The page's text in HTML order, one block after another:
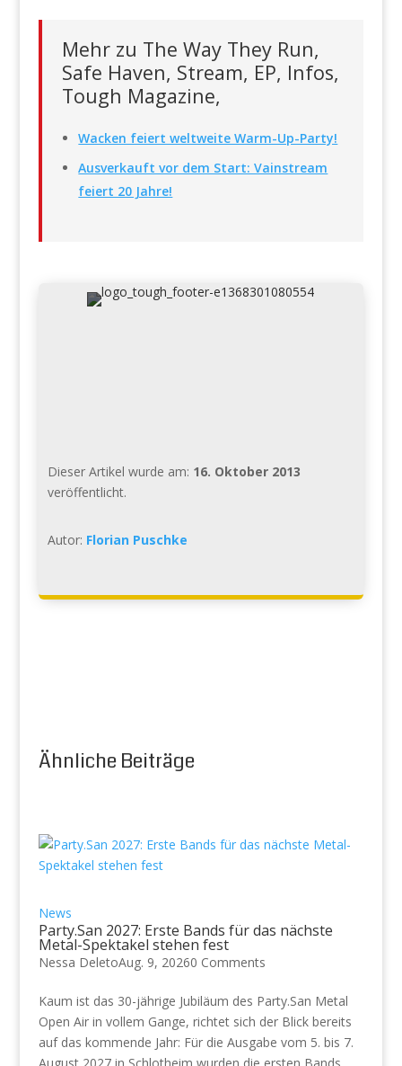
Mehr zu The Way They Run,
Safe Haven, Stream, EP, Infos,
Tough Magazine,
Wacken feiert weltweite Warm-Up-Party!
Ausverkauft vor dem Start: Vainstream
feiert 20 Jahre!
Dieser Artikel wurde am: 16. Oktober 2013
veröffentlicht.
Autor: Florian Puschke
Ähnliche Beiträge
News
Party.San 2027: Erste Bands für das nächste
Metal-Spektakel stehen fest
Nessa DeletoAug. 9, 20260 Comments
Kaum ist das 30-jährige Jubiläum des Party.San Metal
Open Air in vollem Gange, richtet sich der Blick bereits
auf das kommende Jahr: Für die Ausgabe vom 5. bis 7.
August 2027 in Schlotheim wurden die ersten Bands